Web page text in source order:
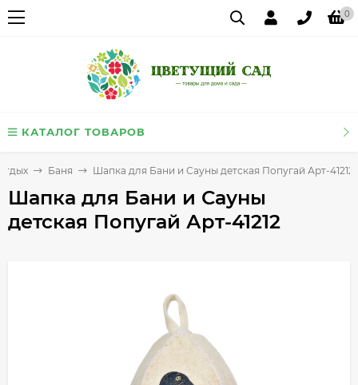
0
КАТАЛОГ ТОВАРОВ
Баня Шапка для Бани и Сауны детская Попугай Арт-41212
Шапка для Бани и Сауны
детская Попугай Арт-41212